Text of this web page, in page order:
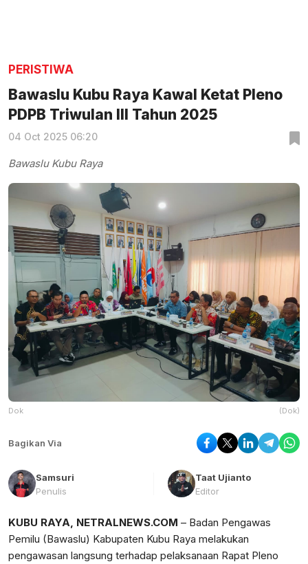
PERISTIWA
Bawaslu Kubu Raya Kawal Ketat Pleno
PDPB Triwulan III Tahun 2025
04 Oct 2025 06:20
Bawaslu Kubu Raya
Dok (Dok)
Bagikan Via
Samsuri
Penulis
Taat Ujianto
Editor
KUBU RAYA, NETRALNEWS.COM – Badan Pengawas
Pemilu (Bawaslu) Kabupaten Kubu Raya melakukan
pengawasan langsung terhadap pelaksanaan Rapat Pleno